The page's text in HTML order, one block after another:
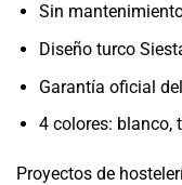
Sin
Diseño turco
Garantía oficial
4 colores: blanco,
Proyectos de